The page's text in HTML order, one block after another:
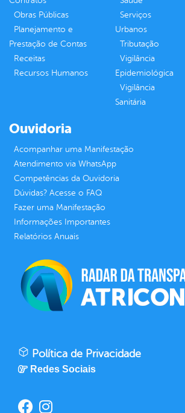
Obras Públicas
Planejamento e
Prestação de Contas
Receitas
Recursos Humanos
Serviços
Urbanos
Tributação
Vigilância
Epidemiológica
Vigilância
Sanitária
Ouvidoria
Acompanhar uma Manifestação
Atendimento via WhatsApp
Competências da Ouvidoria
Dúvidas? Acesse o FAQ
Fazer uma Manifestação
Informações Importantes
Relatórios Anuais
Política de Privacidade
Redes Sociais